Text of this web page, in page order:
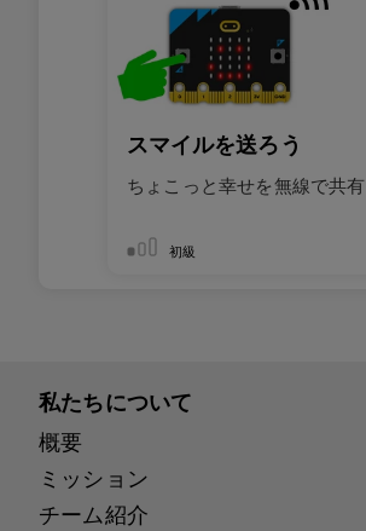
スマイルを送ろう
ちょこっと幸せを無線で共有
初級
私たちについて
概要
ミッション
チーム紹介